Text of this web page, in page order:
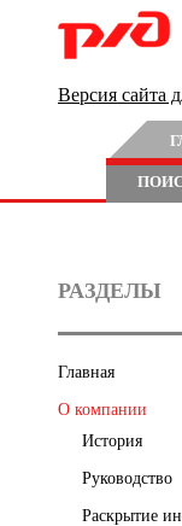
Версия сайта
РАЗДЕЛЫ
Главная
О компании
История
Руководство
Раскрытие